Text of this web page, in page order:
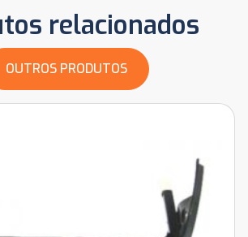
relacionados
OUTROS PRODUTOS